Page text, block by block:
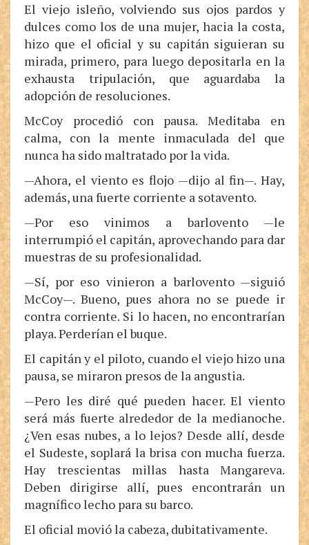
El viejo isleño, volviendo sus ojos pardos y
dulces como los de una mujer, hacia la costa,
hizo que el oficial y su capitán siguieran su
mirada, primero, para luego depositarla en la
exhausta tripulación, que aguardaba la
adopción de resoluciones.
McCoy procedió con pausa. Meditaba en
calma, con la mente inmaculada del que
nunca ha sido maltratado por la vida.
—Ahora, el viento es flojo —dijo al fin—. Hay,
además, una fuerte corriente a sotavento.
—Por eso vinimos a barlovento —le
interrumpió el capitán, aprovechando para dar
muestras de su profesionalidad.
—Sí, por eso vinieron a barlovento —siguió
McCoy—. Bueno, pues ahora no se puede ir
contra corriente. Si lo hacen, no encontrarían
playa. Perderían el buque.
El capitán y el piloto, cuando el viejo hizo una
pausa, se miraron presos de la angustia.
—Pero les diré qué pueden hacer. El viento
será más fuerte alrededor de la medianoche.
¿Ven esas nubes, a lo lejos? Desde allí, desde
el Sudeste, soplará la brisa con mucha fuerza.
Hay trescientas millas hasta Mangareva.
Deben dirigirse allí, pues encontrarán un
magnífico lecho para su barco.
El oficial movió la cabeza, dubitativamente.